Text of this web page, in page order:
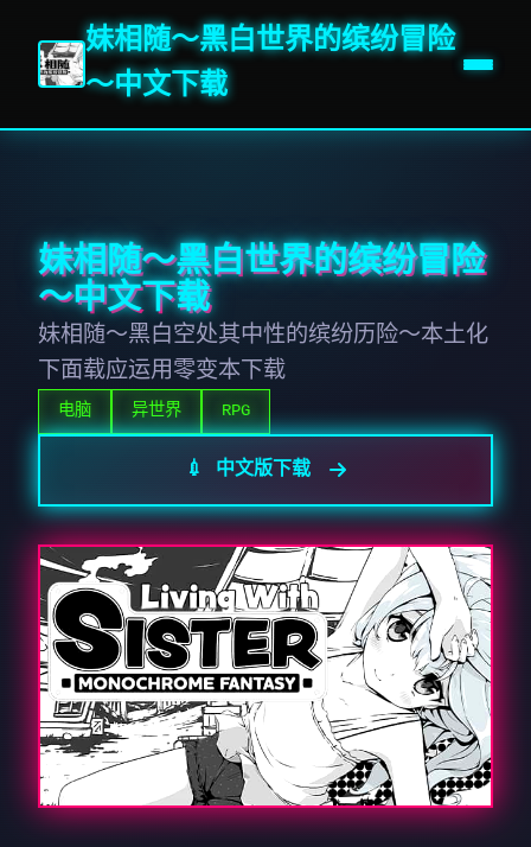
妹相随～黑白世界的缤纷冒险
～中文下载
妹相随～黑白世界的缤纷冒险
～中文下载
妹相随～黑白空处其中性的缤纷历险～本土化
下面载应运用零变本下载
电脑 异世界 RPG
💉 中文版下载